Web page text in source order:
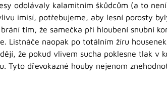
odolávaly kalamitním škůdcům (a to
imisí, potřebujeme, aby lesní porosty
tím, že samečka při hloubení snubní
Listnáče naopak po totálním žíru
že pokud vlivem sucha poklesne tlak v
Tyto dřevokazné houby nejenom